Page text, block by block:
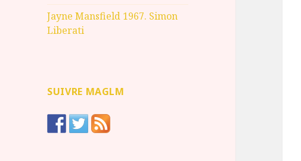
Jayne Mansfield 1967. Simon
Liberati
SUIVRE MAGLM